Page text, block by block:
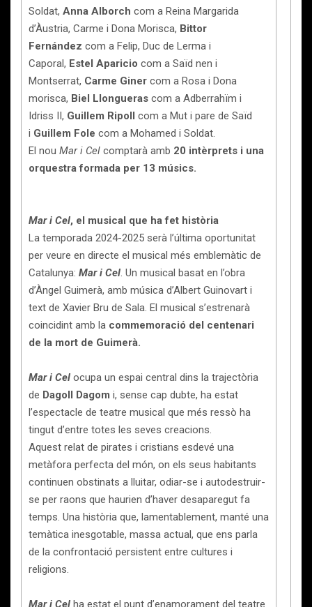
Soldat, Anna Alborch com a Reina Margarida
d’Àustria, Carme i Dona Morisca, Bittor
Fernández com a Felip, Duc de Lerma i
Caporal, Estel Aparicio com a Saïd nen i
Montserrat, Carme Giner com a Rosa i Dona
morisca, Biel Llongueras com a Adberrahïm i
Idriss II, Guillem Ripoll com a Mut i pare de Saïd
i Guillem Fole com a Mohamed i Soldat.
El nou Mar i Cel comptarà amb 20 intèrprets i una
orquestra formada per 13 músics.
Mar i Cel, el musical que ha fet història
La temporada 2024-2025 serà l’última oportunitat
per veure en directe el musical més emblemàtic de
Catalunya: Mar i Cel. Un musical basat en l’obra
d’Àngel Guimerà, amb música d’Albert Guinovart i
text de Xavier Bru de Sala. El musical s’estrenarà
coincidint amb la commemoració del centenari
de la mort de Guimerà.
Mar i Cel ocupa un espai central dins la trajectòria
de Dagoll Dagom i, sense cap dubte, ha estat
l’espectacle de teatre musical que més ressò ha
tingut d’entre totes les seves creacions.
Aquest relat de pirates i cristians esdevé una
metàfora perfecta del món, on els seus habitants
continuen obstinats a lluitar, odiar-se i autodestruir-
se per raons que haurien d’haver desaparegut fa
temps. Una història que, lamentablement, manté una
temàtica inesgotable, massa actual, que ens parla
de la confrontació persistent entre cultures i
religions.
Mar i Cel ha estat el punt d’enamorament del teatre